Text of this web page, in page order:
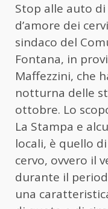
Stop alle auto
d’amore dei
sindaco del
Fontana, in
Maffezzini, che
notturna delle
ottobre. Lo
La Stampa e
locali, è quello
cervo, ovvero il
durante il
una